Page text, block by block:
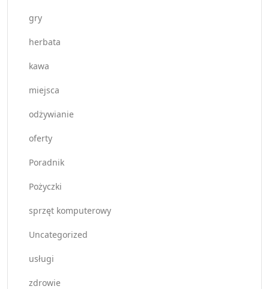
gry
herbata
kawa
miejsca
odżywianie
oferty
Poradnik
Pożyczki
sprzęt komputerowy
Uncategorized
usługi
zdrowie